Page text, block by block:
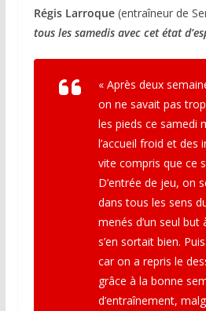
Régis Larroque(entraîneur de
tous les samedis avec cet état
« Après deux
on ne savait pas
les pieds ce samedi
l’accueil froid et des
vite compris que ce
D’entrée de jeu, on
dans tous les sens
menés d’un seul but
s’en sortait bien.
car on a repris le
grâce à la bonne
d’entraînement,